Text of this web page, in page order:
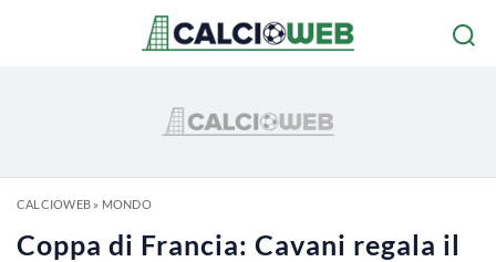
CALCIOWEB» MONDO
Coppa di Francia: Cavani regala il